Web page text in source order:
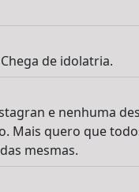
de idolatria.
e nenhuma
Mais quero que
mesmas.